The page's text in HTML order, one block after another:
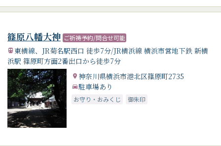
篠原八幡大神 ご祈祷予約/問合せ可能
東横線、JR菊名駅西口 徒歩7分/JR横浜線 横浜市営地下鉄 新横
浜駅 篠原町方面2番出口から徒歩7分
神奈川県横浜市港北区篠原町2735
駐車場あり
お守り・おみくじ 御朱印